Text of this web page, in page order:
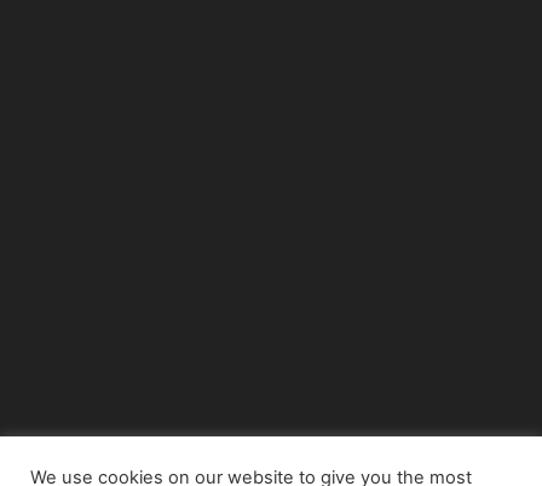
We use cookies on our website to give you the most